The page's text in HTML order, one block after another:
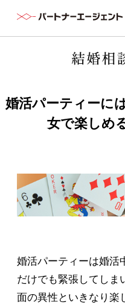
婚活パーティーに
女で楽しめ
婚活パーティーは婚活
だけでも緊張してしま
面の異性といきなり楽